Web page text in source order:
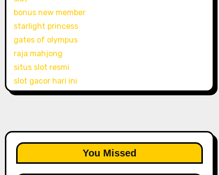
bonus new member
starlight princess
gates of olympus
raja mahjong
situs slot resmi
slot gacor hari ini
You Missed